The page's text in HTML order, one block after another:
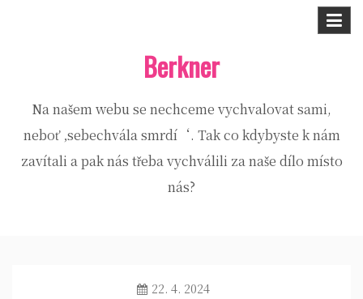
Berkner
Na našem webu se nechceme vychvalovat sami,
neboť ‚sebechvála smrdí‘. Tak co kdybyste k nám
zavítali a pak nás třeba vychválili za naše dílo místo
nás?
22. 4. 2024